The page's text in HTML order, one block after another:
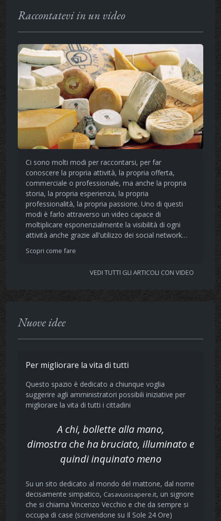
Raccontatevi in un video
Ci sono molti modi per raccontarsi, per far
conoscere la propria attività, la propria offerta,
commerciale o professionale, ma anche la propria
storia, la propria esperienza, la propria
professionalità, la propria passione. Uno di questi
modi è farlo attraverso un video capace di
moltiplicare esponenzialmente la visibilità di ogni
attività anche grazie all'utilizzo dei social network…
Scopri come fare
VEDI TUTTI GLI ARTICOLI CON VIDEO
Nuove idee
Per migliorare la vita di tutti
Questo spazio è dedicato a chiunque voglia
suggerire agli amministratori possibili iniziative per
migliorare la vita di tutti i cittadini
A chi, bollette alla mano,
dimostra che ha bruciato, illuminato e
quindi inquinato meno
Su un sito dedicato al mondo del mattone, dal nome
decisamente simpatico, Casavuoisapere.it, un signore
che si chiama Vincenzo Vecchio e che da sempre si
occupa di case (scrivendone su Il Sole 24 Ore)